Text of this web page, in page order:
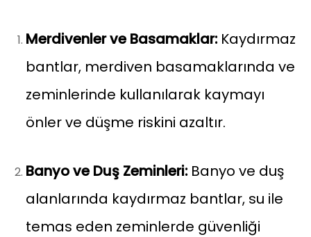
Merdivenler ve Basamaklar: Kaydırmaz
bantlar, merdiven basamaklarında ve
zeminlerinde kullanılarak kaymayı
önler ve düşme riskini azaltır.
Banyo ve Duş Zeminleri: Banyo ve duş
alanlarında kaydırmaz bantlar, su ile
temas eden zeminlerde güvenliği